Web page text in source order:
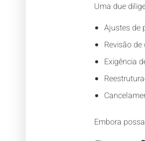
Uma due
Ajustes de
Revisão
Exigência
Embora